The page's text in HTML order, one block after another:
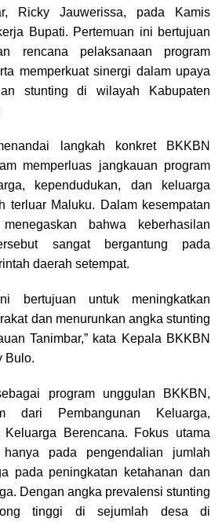
i
n
k
Ricky Jauwerissa, pada Kamis
Bupati. Pertemuan ini bertujuan
rencana pelaksanaan program
memperkuat sinergi dalam upaya
stunting di wilayah Kabupaten
langkah konkret BKKBN
memperluas jangkauan program
kependudukan, dan keluarga
terluar Maluku. Dalam kesempatan
bahwa keberhasilan
sangat bergantung pada
daerah setempat.
bertujuan untuk meningkatkan
dan menurunkan angka stunting
Tanimbar,” kata Kepala BKKBN
Bulo.
program unggulan BKKBN,
dari Pembangunan Keluarga,
Keluarga Berencana. Fokus utama
pada pengendalian jumlah
pada peningkatan ketahanan dan
Dengan angka prevalensi stunting
tinggi di sejumlah desa di